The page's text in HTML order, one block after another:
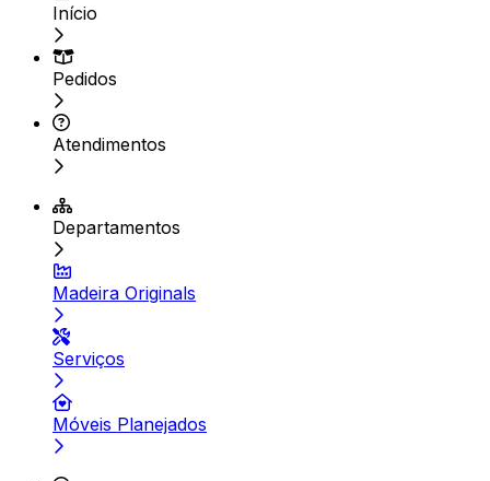
Início
Pedidos
Atendimentos
Departamentos
Madeira Originals
Serviços
Móveis Planejados